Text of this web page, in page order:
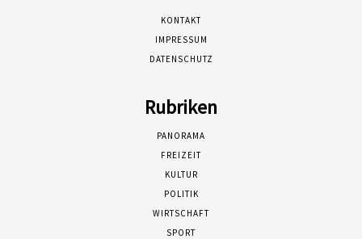
KONTAKT
IMPRESSUM
DATENSCHUTZ
Rubriken
PANORAMA
FREIZEIT
KULTUR
POLITIK
WIRTSCHAFT
SPORT